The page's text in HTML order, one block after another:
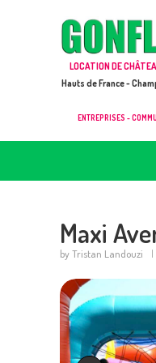
LOCATION DE
Hauts de France -
ENTREPRISES -
ACCUEIL
JEUX À LOUER
CATALOGUE /
DEMANDE DE
Maxi
by Tristan Landouzi